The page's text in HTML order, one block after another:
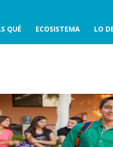
QUÉ ECOSISTEMA LO